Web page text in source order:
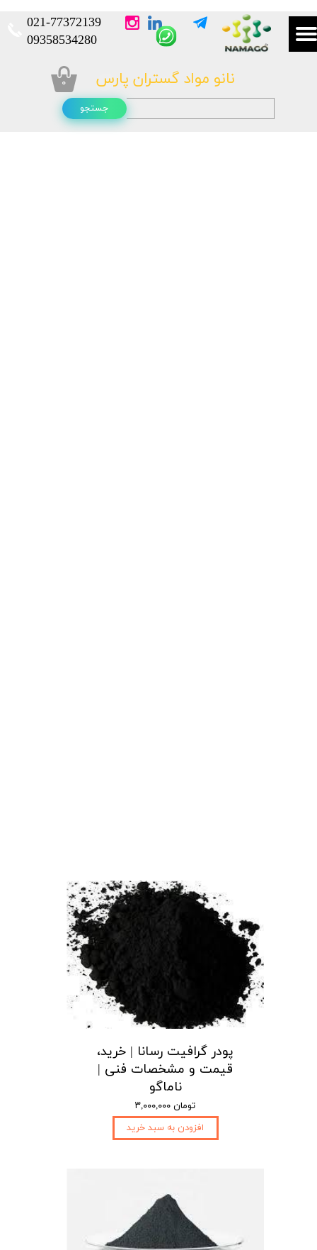
نانو مواد گستران پارس
021-77372139​​​​​​​
​​​​​​​09358534280
جستجو
۰
پودر گرافیت رسانا | خرید،
قیمت و مشخصات فنی |
ناماگو
۳,۰۰۰,۰۰۰ تومان
افزودن به سبد خرید